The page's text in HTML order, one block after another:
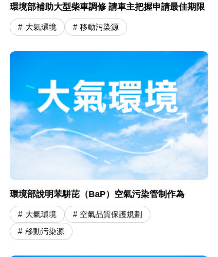
環境部補助大型柴車調修 請車主把握申請最佳期限
大氣環境 移動污染源
環境部說明苯駢芘（BaP）空氣污染管制作為
大氣環境 空氣品質保護規劃
移動污染源